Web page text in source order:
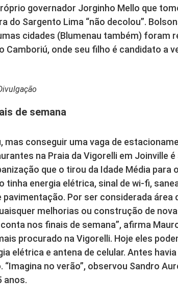
governador Jorginho Mello que
do Sargento Lima “não decolou”.
cidades (Blumenau também) foram
Camboriú, onde seu filho é candidato a
de semana
mas conseguir uma vaga de
na Praia da Vigorelli em Joinville
que o tirou da Idade Média para
tinha energia elétrica, sinal de wi-fi,
Por ser considerada área
melhorias ou construção de
nos finais de semana”, afirma
procurado na Vigorelli. Hoje eles
elétrica e antena de celular. Antes
no verão”, observou Sandro
anos.